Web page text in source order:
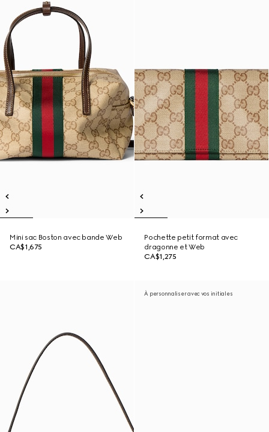
Mini sac Boston avec bande Web
CA$1,675
Pochette petit format avec
dragonne et Web
CA$1,275
À personnaliser avec vos initiales